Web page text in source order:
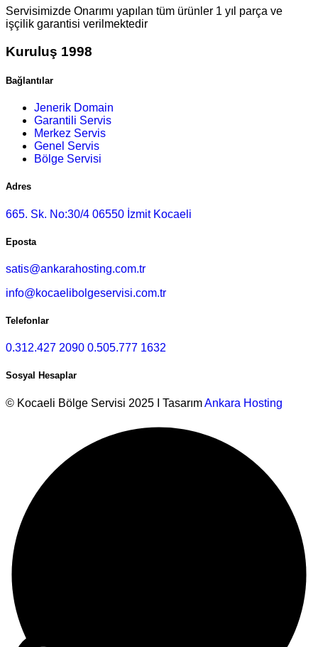
Servisimizde Onarımı yapılan tüm ürünler 1 yıl parça ve
işçilik garantisi verilmektedir
Kuruluş 1998
Bağlantılar
Jenerik Domain
Garantili Servis
Merkez Servis
Genel Servis
Bölge Servisi
Adres
665. Sk. No:30/4 06550 İzmit Kocaeli
Eposta
satis@ankarahosting.com.tr
info@kocaelibolgeservisi.com.tr
Telefonlar
0.312.427 2090 0.505.777 1632
Sosyal Hesaplar
© Kocaeli Bölge Servisi 2025 I TasarımAnkara Hosting